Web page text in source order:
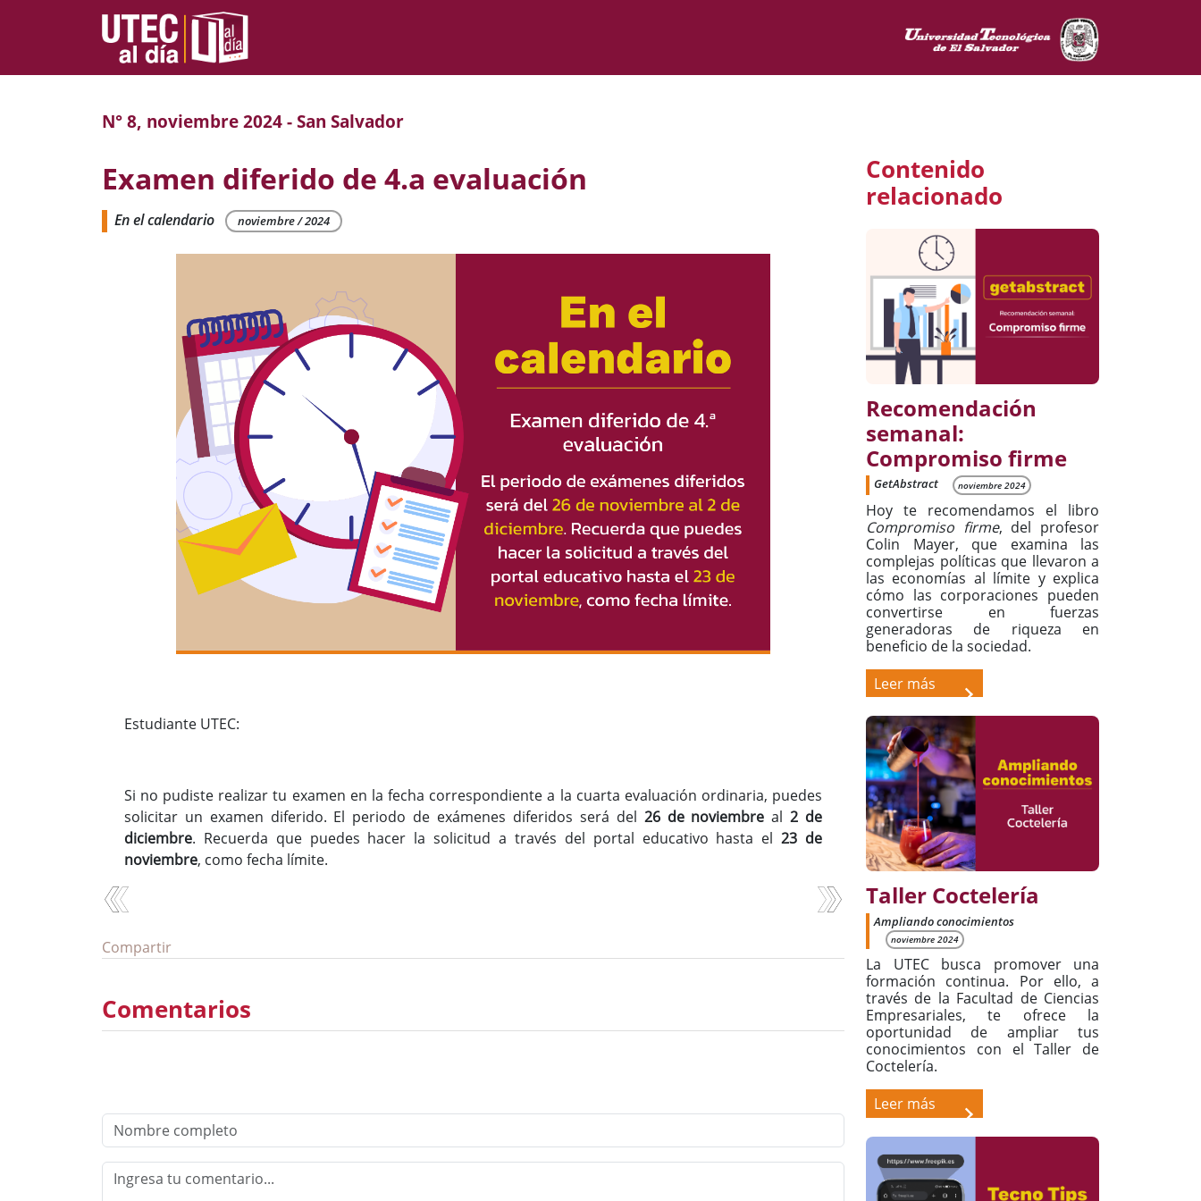
N° 8, noviembre 2024 - San Salvador
Examen diferido de 4.a evaluación
En el calendario noviembre / 2024
Estudiante UTEC:
Si no pudiste realizar tu examen en la fecha correspondiente a la cuarta evaluación ordinaria, puedes
solicitar un examen diferido. El periodo de exámenes diferidos será del 26 de noviembre al2 de
diciembre. Recuerda que puedes hacer la solicitud a través del portal educativo hasta el23 de
noviembre, como fecha límite.
Compartir
Comentarios
Contenido
relacionado
Recomendación
semanal:
Compromiso firme
GetAbstract noviembre 2024
Hoy te recomendamos el libro
Compromiso firme, del profesor
Colin Mayer, que examina las
complejas políticas que llevaron a
las economías al límite y explica
cómo las corporaciones pueden
convertirse en fuerzas
generadoras de riqueza en
beneficio de la sociedad.
Leer más
Taller Coctelería
Ampliando conocimientos
noviembre 2024
La UTEC busca promover una
formación continua. Por ello, a
través de la Facultad de Ciencias
Empresariales, te ofrece la
oportunidad de ampliar tus
conocimientos con el Taller de
Coctelería.
Leer más